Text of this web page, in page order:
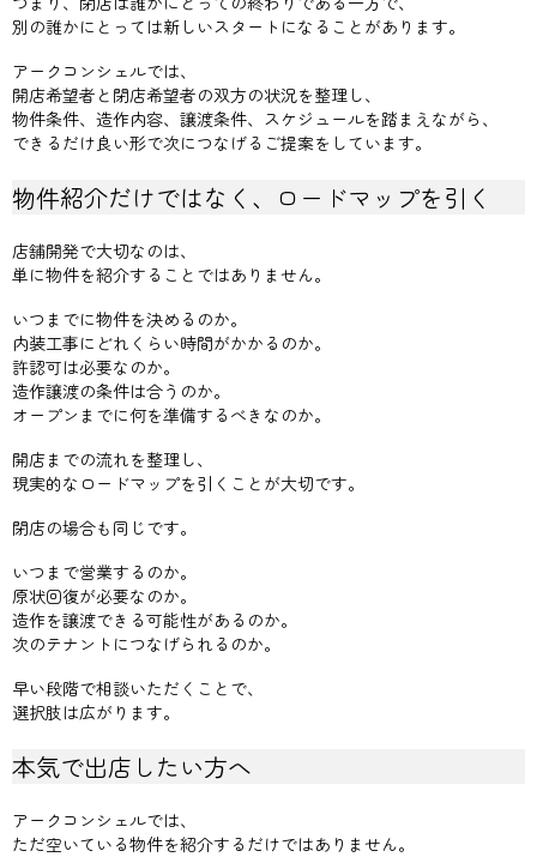
別の誰かにとっては新しいスタートになることがあります。
アークコンシェルでは、
開店希望者と閉店希望者の双方の状況を整理し、
物件条件、造作内容、譲渡条件、スケジュールを踏まえながら、
できるだけ良い形で次につなげるご提案をしています。
物件紹介だけではなく、ロードマップを引く
店舗開発で大切なのは、
単に物件を紹介することではありません。
いつまでに物件を決めるのか。
内装工事にどれくらい時間がかかるのか。
許認可は必要なのか。
造作譲渡の条件は合うのか。
オープンまでに何を準備するべきなのか。
開店までの流れを整理し、
現実的なロードマップを引くことが大切です。
閉店の場合も同じです。
いつまで営業するのか。
原状回復が必要なのか。
造作を譲渡できる可能性があるのか。
次のテナントにつなげられるのか。
早い段階で相談いただくことで、
選択肢は広がります。
本気で出店したい方へ
アークコンシェルでは、
ただ空いている物件を紹介するだけではありません。